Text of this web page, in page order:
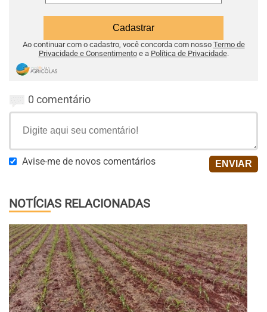
Ao continuar com o cadastro, você concorda com nosso Termo de
Privacidade e Consentimentoe a Política de Privacidade.
0 comentário
Avise-me de novos comentários
NOTÍCIAS RELACIONADAS